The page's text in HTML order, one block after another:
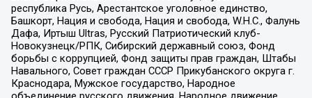
республика Русь, Арестантское уголовное единство,
Башкорт, Нация и свобода, Нация и свобода, W.H.С., Фалунь
Дафа, Иртыш Ultras, Русский Патриотический клуб-
Новокузнецк/РПК, Сибирский державный союз, Фонд
борьбы с коррупцией, Фонд защиты прав граждан, Штабы
Навального, Совет граждан СССР Прикубанского округа г.
Краснодара, Мужское государство, Народное